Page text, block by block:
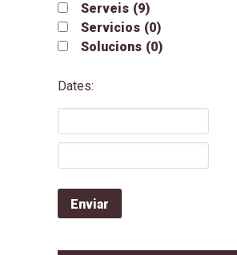
Serveis (9)
Servicios (0)
Solucions (0)
Dates: